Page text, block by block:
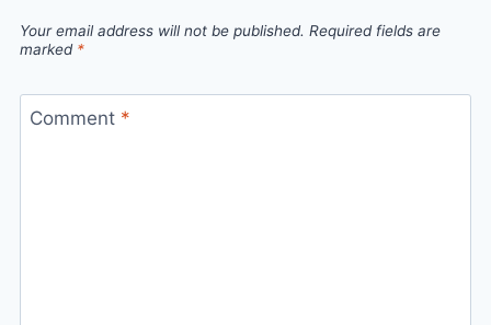
Your email address will not be published. Required fields are
marked *
Comment *